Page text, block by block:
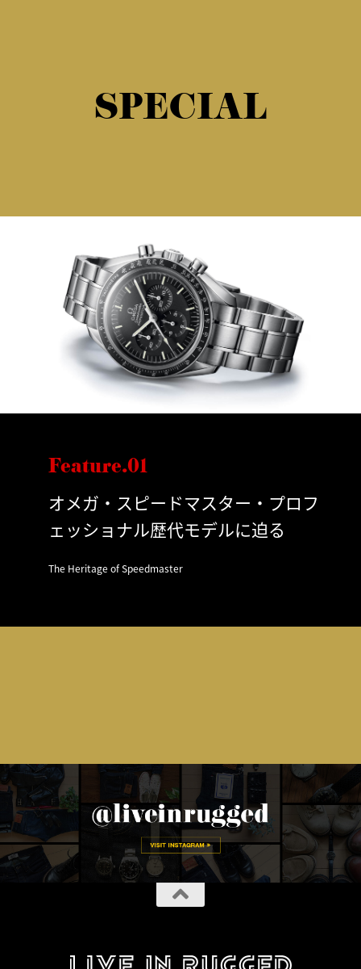
SPECIAL
Feature.01
オメガ・スピードマスター・プロフ
ェッショナル歴代モデルに迫る
The Heritage of Speedmaster